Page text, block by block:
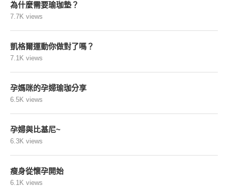
為什麼需要瑜珈墊？
7.7K views
凱格爾運動你做對了嗎？
7.1K views
孕媽咪的孕婦瑜珈分享
6.5K views
孕婦與比基尼~
6.3K views
瘦身從懷孕開始
6.1K views